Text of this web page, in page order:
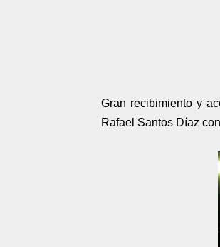
Gran recibimiento y
Rafael Santos Díaz